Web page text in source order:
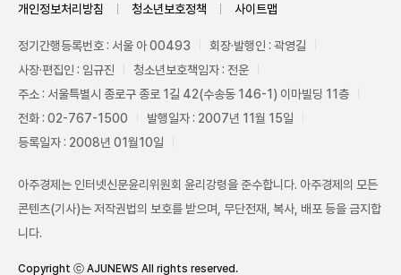
개인정보처리방침 청소년보호정책 사이트맵
정기간행등록번호 : 서울 아 00493
회장·발행인 : 곽영길
사장·편집인 : 임규진
청소년보호책임자 : 전운
주소 : 서울특별시 종로구 종로 1길 42(수송동 146-1) 이마빌딩 11층
전화 : 02-767-1500
발행일자 : 2007년 11월 15일
등록일자 : 2008년 01월10일
아주경제는 인터넷신문윤리위원회 윤리강령을 준수합니다. 아주경제의 모든
콘텐츠(기사)는 저작권법의 보호를 받으며, 무단전재, 복사, 배포 등을 금지합
니다.
Copyright ⓒ AJUNEWS All rights reserved.